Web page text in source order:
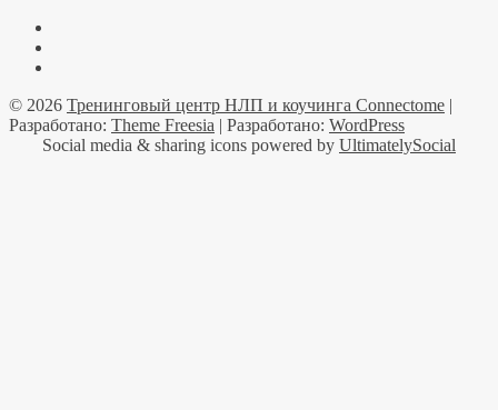
© 2026 Тренинговый центр НЛП и коучинга Connectome |
Разработано: Theme Freesia | Разработано: WordPress
Social media & sharing icons powered by UltimatelySocial